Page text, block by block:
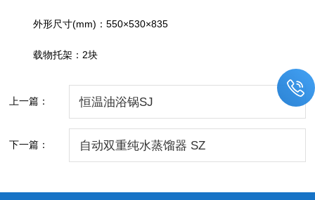
外形尺寸(mm) ： 550×530×835
载物托架： 2块
上一篇： 恒温油浴锅SJ
下一篇： 自动双重纯水蒸馏器 SZ